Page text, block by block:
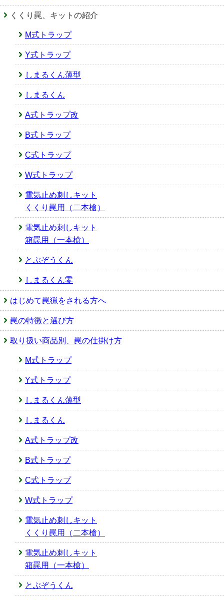
くくり罠、キットの紹介
M式トラップ
Y式トラップ
しまるくん薄型
しまるくん
A式トラップ改
B式トラップ
C式トラップ
W式トラップ
電気止め刺しキット
くくり罠用（二本槍）
電気止め刺しキット
箱罠用（一本槍）
とぶぞうくん
しまるくん零
はじめて罠猟をされる方へ
罠の特徴と選び方
取り扱い商品別、罠の仕掛け方
M式トラップ
Y式トラップ
しまるくん薄型
しまるくん
A式トラップ改
B式トラップ
C式トラップ
W式トラップ
電気止め刺しキット
くくり罠用（二本槍）
電気止め刺しキット
箱罠用（一本槍）
とぶぞうくん